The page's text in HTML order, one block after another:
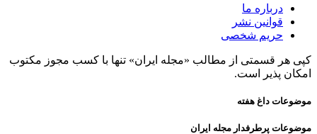
درباره ما
قوانین نشر
حریم شخصی
کپی هر قسمتی از مطالب «مجله ایران» تنها با کسب مجوز مکتوب
امکان پذیر است.
موضوعات داغ هفته
موضوعات پرطرفدار مجله ایران